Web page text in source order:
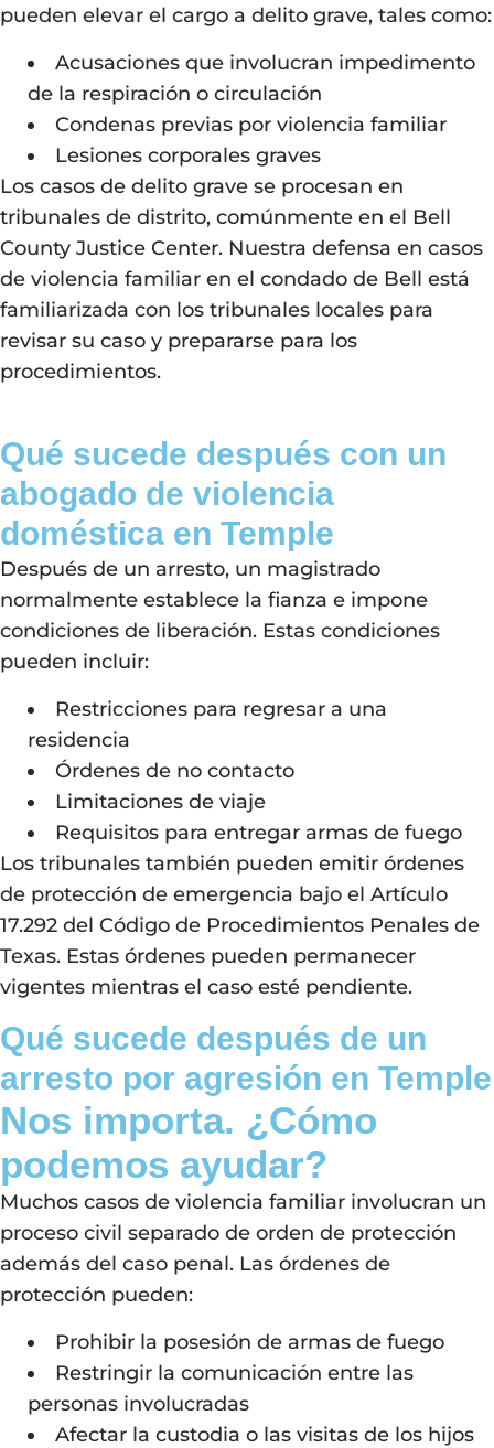
pueden elevar el cargo a delito grave, tales como:
Acusaciones que involucran impedimento
de la respiración o circulación
Condenas previas por violencia familiar
Lesiones corporales graves
Los casos de delito grave se procesan en
tribunales de distrito, comúnmente en el Bell
County Justice Center. Nuestra defensa en casos
de violencia familiar en el condado de Bell está
familiarizada con los tribunales locales para
revisar su caso y prepararse para los
procedimientos.
Qué sucede después con un
abogado de violencia
doméstica en Temple
Después de un arresto, un magistrado
normalmente establece la fianza e impone
condiciones de liberación. Estas condiciones
pueden incluir:
Restricciones para regresar a una
residencia
Órdenes de no contacto
Limitaciones de viaje
Requisitos para entregar armas de fuego
Los tribunales también pueden emitir órdenes
de protección de emergencia bajo el Artículo
17.292 del Código de Procedimientos Penales de
Texas. Estas órdenes pueden permanecer
vigentes mientras el caso esté pendiente.
Qué sucede después de un
arresto por agresión en Temple
Nos importa. ¿Cómo
podemos ayudar?
Muchos casos de violencia familiar involucran un
proceso civil separado de orden de protección
además del caso penal. Las órdenes de
protección pueden:
Prohibir la posesión de armas de fuego
Restringir la comunicación entre las
personas involucradas
Afectar la custodia o las visitas de los hijos